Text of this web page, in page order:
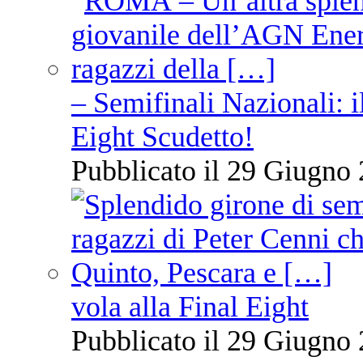
– Semifinali Nazionali:
Eight Scudetto!
Pubblicato il 29 Giugno
vola alla Final Eight
Pubblicato il 29 Giugno